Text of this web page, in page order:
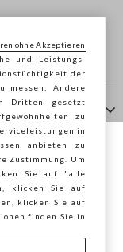
und Leistungs-
der
messen; Andere
Dritten gesetzt
zu
in
anbieten zu
Zustimmung. Um
Sie auf "alle
klicken Sie auf
klicken Sie auf
finden Sie in
ohne Akzeptieren